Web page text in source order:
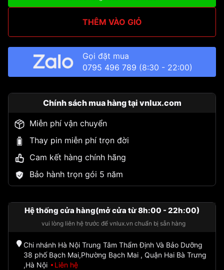
THÊM VÀO GIỎ
Gọi đặt mua
0795 496 789 (8:30 - 22:00)
Chính sách mua hàng tại vnlux.com
Miễn phí vận chuyển
Thay pin miễn phí trọn đời
Cam kết hàng chính hãng
Bảo hành trọn gói 5 năm
Hệ thống cửa hàng(mở cửa từ 8h:00 - 22h:00)
vui lòng liên hệ trước để vnlux.vn chuẩn bị sẵn hàng
Chi nhánh Hà Nội Trung Tâm Thẩm Định Và Bảo Dưỡng
38 phố Bạch Mai,Phường Bạch Mai , Quận Hai Bà Trưng
,Hà Nội
Liên hệ